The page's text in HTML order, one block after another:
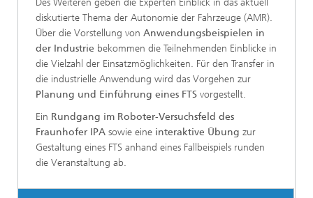
Des Weiteren geben die Experten Einblick in das aktuell
diskutierte Thema der Autonomie der Fahrzeuge (AMR).
Über die Vorstellung von Anwendungsbeispielen in
der Industrie bekommen die Teilnehmenden Einblicke in
die Vielzahl der Einsatzmöglichkeiten. Für den Transfer in
die industrielle Anwendung wird das Vorgehen zur
Planung und Einführung eines FTS vorgestellt.
Ein Rundgang im Roboter-Versuchsfeld des
Fraunhofer IPA sowie eine interaktive Übung zur
Gestaltung eines FTS anhand eines Fallbeispiels runden
die Veranstaltung ab.